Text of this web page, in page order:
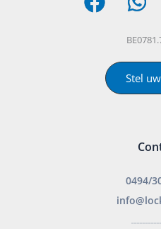
Stel
0494/